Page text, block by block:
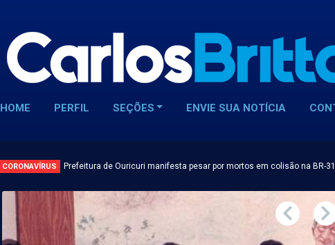
HOME PERFIL SEÇÕES ENVIE SUA NOTÍCIA
CORONAVÍRUS Prefeitura de Ouricuri manifesta pesar por mortos em colisão na BR-